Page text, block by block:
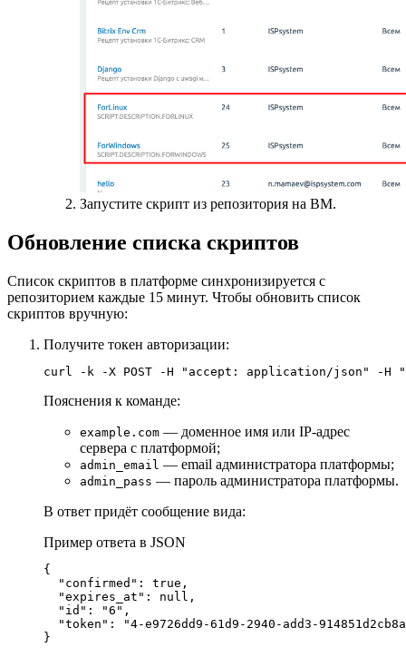
Запустите скрипт из репозитория на ВМ.
Обновление списка скриптов
Список скриптов в платформе синхронизируется с
репозиторием каждые 15 минут. Чтобы обновить список
скриптов вручную:
Получите токен авторизации:
curl -k -X POST -H "accept: application/json" -H
Пояснения к команде:
example.com — доменное имя или IP-адрес
сервера с платформой;
admin_email — email администратора платформы;
admin_pass — пароль администратора платформы.
В ответ придёт сообщение вида:
Пример ответа в JSON
{
  "confirmed": true,
  "expires_at": null,
"id": "6",
"token": "4-e9726dd9-61d9-2940-add3-
}